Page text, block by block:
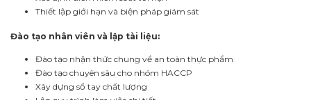
Thiết lập giới hạn và biện pháp giám sát
Đào tạo nhân viên và lập tài liệu:
Đào tạo nhận thức chung về an toàn thực phẩm
Đào tạo chuyên sâu cho nhóm HACCP
Xây dựng sổ tay chất lượng